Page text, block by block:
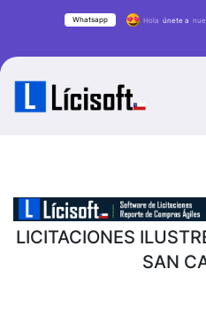
Whatsapp Hola únete a
LICITACIONES
SAN